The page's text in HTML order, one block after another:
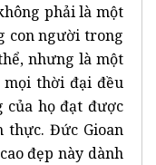
phải là một
con người trong
nhưng là một
thời đại đều
của họ đạt được
thực. Đức Gioan
đẹp này dành